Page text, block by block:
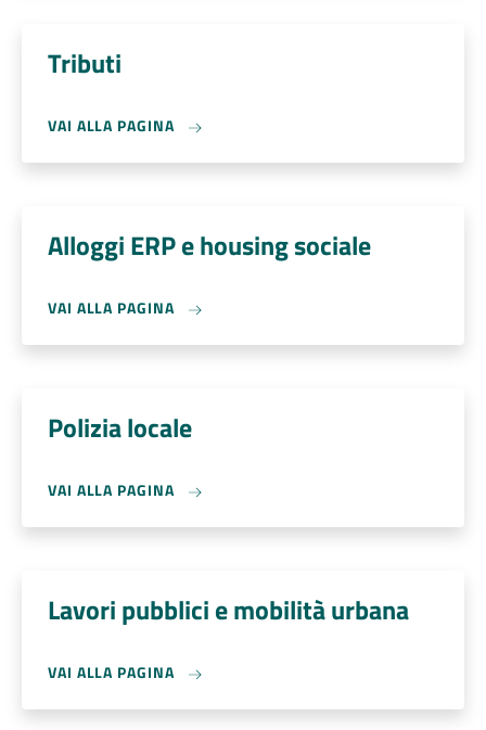
Tributi
VAI ALLA PAGINA
Alloggi ERP e housing sociale
VAI ALLA PAGINA
Polizia locale
VAI ALLA PAGINA
Lavori pubblici e mobilità urbana
VAI ALLA PAGINA